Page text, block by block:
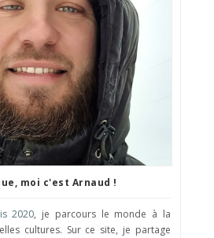
moi c'est Arnaud !
2020, je parcours le monde à la
cultures. Sur ce site, je partage